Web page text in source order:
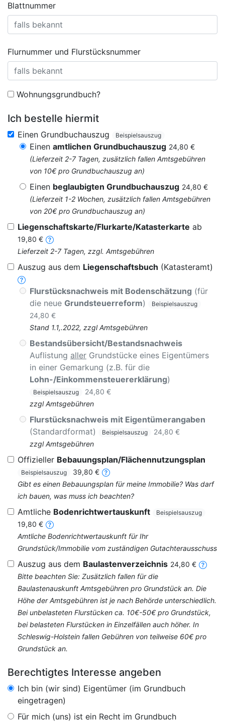
Blattnummer
Flurnummer und Flurstücksnummer
Wohnungsgrundbuch?
Ich bestelle hiermit
Einen Grundbuchauszug Beispielsauszug
Einen amtlichen Grundbuchauszug 24,80 €
(Lieferzeit 2-7 Tagen, zusätzlich fallen Amtsgebühren
von 10€ pro Grundbuchauszug an)
Einen beglaubigten Grundbuchauszug 24,80 €
(Lieferzeit 1-2 Wochen, zusätzlich fallen Amtsgebühren
von 20€ pro Grundbuchauszug an)
Liegenschaftskarte/Flurkarte/Katasterkarte ab
19,80 €
Lieferzeit 2-7 Tagen, zzgl. Amtsgebühren
Auszug aus dem Liegenschaftsbuch (Katasteramt)
Flurstücksnachweis mit Bodenschätzung (für
die neue Grundsteuerreform) Beispielsauszug
24,80 €
Stand 1.1,.2022, zzgl Amtsgebühren
Bestandsübersicht/Bestandsnachweis
Auflistung aller Grundstücke eines Eigentümers
in einer Gemarkung (z.B. für die
Lohn-/Einkommensteuererklärung)
Beispielsauszug
24,80 €
zzgl Amtsgebühren
Flurstücksnachweis mit Eigentümerangaben
(Standardformat)
Beispielsauszug
24,80 €
zzgl Amtsgebühren
Offizieller Bebauungsplan/Flächennutzungsplan
Beispielsauszug
39,80 €
Gibt es einen Bebauungsplan für meine Immobilie? Was darf
ich bauen, was muss ich beachten?
Amtliche Bodenrichtwertauskunft Beispielsauszug
19,80 €
Amtliche Bodenrichtwertauskunft für Ihr
Grundstück/Immobilie vom zuständigen Gutachterausschuss
Auszug aus dem Baulastenverzeichnis 24,80 €
Bitte beachten Sie: Zusätzlich fallen für die
Baulastenauskunft Amtsgebühren pro Grundstück an. Die
Höhe der Amtsgebühren ist je nach Behörde unterschiedlich.
Bei unbelasteten Flurstücken ca. 10€-50€ pro Grundstück,
bei belasteten Flurstücken in Einzelfällen auch höher. In
Schleswig-Holstein fallen Gebühren von teilweise 60€ pro
Grundstück an.
Berechtigtes Interesse angeben
Ich bin (wir sind) Eigentümer (im Grundbuch
eingetragen)
Für mich (uns) ist ein Recht im Grundbuch